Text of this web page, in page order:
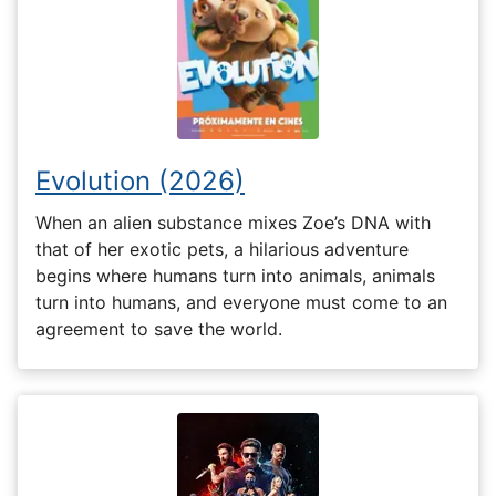
Evolution (2026)
When an alien substance mixes Zoe’s DNA with
that of her exotic pets, a hilarious adventure
begins where humans turn into animals, animals
turn into humans, and everyone must come to an
agreement to save the world.